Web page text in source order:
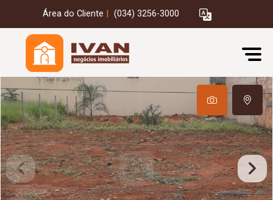
Área do Cliente (034) 3256-3000